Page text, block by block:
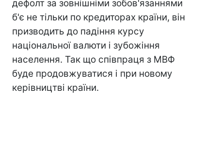
дефолт за зовнішніми зобов'язаннями
б'є не тільки по кредиторах країни, він
призводить до падіння курсу
національної валюти і зубожіння
населення. Так що співпраця з МВФ
буде продовжуватися і при новому
керівництві країни.